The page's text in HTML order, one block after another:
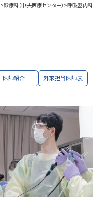
>診療科（中央医療センター） >呼吸器内科
医師紹介 外来担当医師表